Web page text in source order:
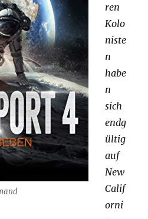
ren
Kolo
niste
n
habe
n
sich
endg
ültig
auf
New
Calif
orni